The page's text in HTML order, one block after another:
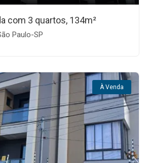
com 3 quartos, 134m²
Paulo-SP
À Venda